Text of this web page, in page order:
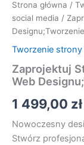
Strona główna /
social media /
Tworzenie
Zaprojektuj
Web
1 499,00 zł
Nowoczesny
Stwórz